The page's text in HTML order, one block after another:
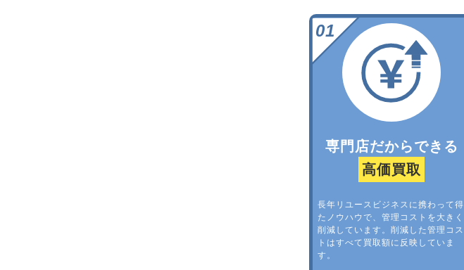
専門店だからできる
高価買取
長年リユースビジネスに携わって得
たノウハウで、管理コストを大きく
削減しています。削減した管理コス
トはすべて買取額に反映していま
す。